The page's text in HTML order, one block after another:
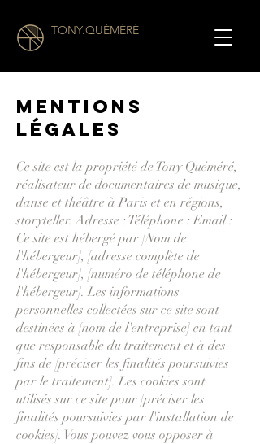
TONY.QUÉMÉRÉ
MENTIONS
LÉGALES
Ce site est la propriété de Tony Quéméré,
réalisateur de documentaires de musique,
danse et théâtre à Paris et en régions,
storyteller. Adresse : Téléphone : Email :
Ce site est hébergé par [Nom de
l'hébergeur], [adresse complète de
l'hébergeur], [numéro de téléphone de
l'hébergeur]. Les informations
personnelles collectées sur ce site sont
destinées à [nom de l'entreprise] en tant
que responsable du traitement et à des
fins de [préciser les finalités poursuivies
par le traitement]. Les cookies sont
utilisés sur ce site pour [préciser les
finalités poursuivies par l'installation de
cookies]. Vous pouvez vous opposer à